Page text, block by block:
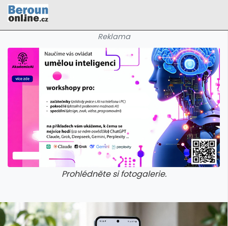
Reklama
Prohlédněte si fotogalerie.